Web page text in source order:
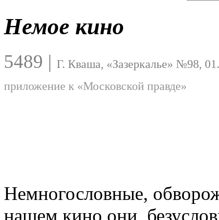
Немое кино
5489 | Г. Кваша, «Зазеркалье» №98,
приложение к «Московской правде»
Немногословные,
нашем кино они,